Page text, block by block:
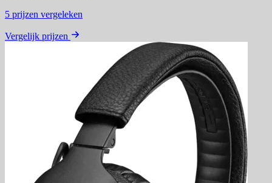
5 prijzen vergeleken
Vergelijk prijzen